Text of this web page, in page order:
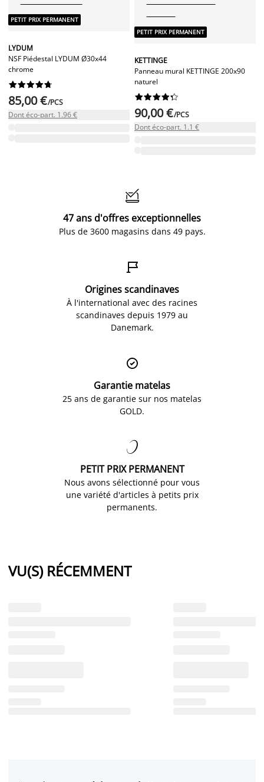
PETIT PRIX PERMANENT
LYDUM
NSF Piédestal LYDUM Ø30x44
chrome






85,00 €/PCS
Dont éco-part. 1.96 €
PETIT PRIX PERMANENT
KETTINGE
Panneau mural KETTINGE 200x90
naturel






90,00 €/PCS
Dont éco-part. 1.1 €

47 ans d'offres exceptionnelles
Plus de 3600 magasins dans 49 pays.

Origines scandinaves
À l'international avec des racines
scandinaves depuis 1979 au
Danemark.

Garantie matelas
25 ans de garantie sur nos matelas
GOLD.

PETIT PRIX PERMANENT
Nous avons sélectionné pour vous
une variété d'articles à petits prix
permanents.
VU(S) RÉCEMMENT